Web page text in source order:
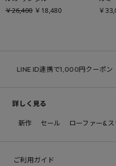
￥26,400 ￥18,480
￥
LINE ID連携で1,000円クーポン
詳しく見る
新作 セール ローファー&
ご利用ガイド